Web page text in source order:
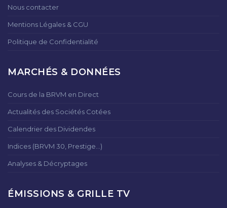
Nous contacter
Mentions Légales & CGU
Politique de Confidentialité
MARCHÉS & DONNÉES
Cours de la BRVM en Direct
Actualités des Sociétés Cotées
Calendrier des Dividendes
Indices (BRVM 30, Prestige...)
Analyses & Décryptages
ÉMISSIONS & GRILLE TV